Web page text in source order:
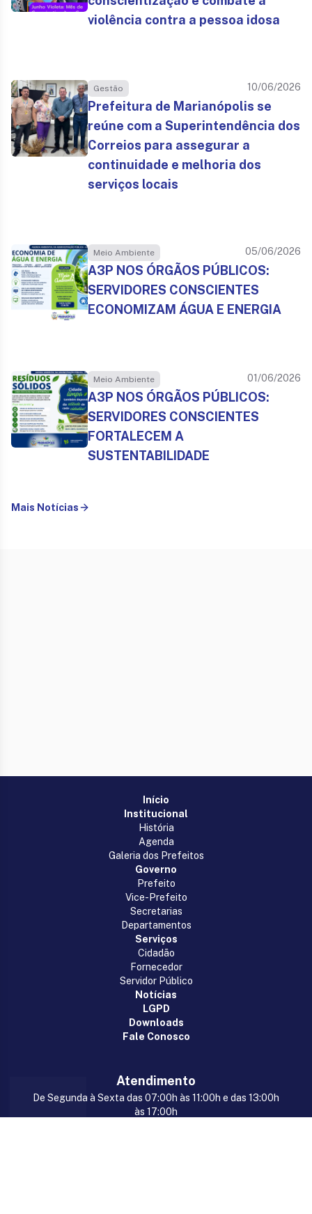
violência contra a pessoa idosa
Gestão 10/06/2026
Prefeitura de Marianópolis se
reúne com a Superintendência dos
Correios para assegurar a
continuidade e melhoria dos
serviços locais
Meio Ambiente 05/06/2026
A3P NOS ÓRGÃOS PÚBLICOS:
SERVIDORES CONSCIENTES
ECONOMIZAM ÁGUA E ENERGIA
Meio Ambiente 01/06/2026
A3P NOS ÓRGÃOS PÚBLICOS:
SERVIDORES CONSCIENTES
FORTALECEM A
SUSTENTABILIDADE
Mais Notícias
Início
Institucional
História
Agenda
Galeria dos Prefeitos
Governo
Prefeito
Vice-Prefeito
Secretarias
Departamentos
Serviços
Cidadão
Fornecedor
Servidor Público
Notícias
LGPD
Downloads
Fale Conosco
Atendimento
De Segunda à Sexta das 07:00h às 11:00h e das 13:00h
às 17:00h